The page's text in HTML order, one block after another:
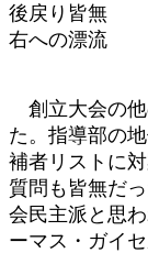
後戻り皆無
右への漂流
創立大会の他
た。指導部の
補者リストに
質問も皆無だ
会民主派と思
ーマス・ガイ